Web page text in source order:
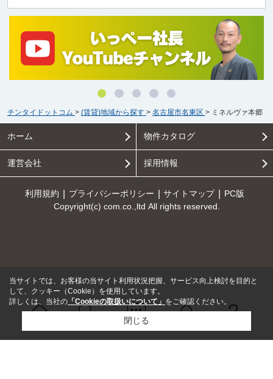
問い合せ
チンタイドットコム > (賃貸)地域から探す > 名古屋市名東区 > ミネルヴァ本郷
ホーム 物件カタログ
運営会社 採用情報
利用規約 プライバシーポリシー サイトマップ
PC版
Copyright(c) com.co.,ltd All rights reserved.
当サイトでは、お客様の当サイト利用状況把握、サービス向上検討を目的と
して、クッキー（Cookie）を使用しています。
詳しくは、当社の 「Cookieの取扱いについて」 をご確認ください。
閉じる